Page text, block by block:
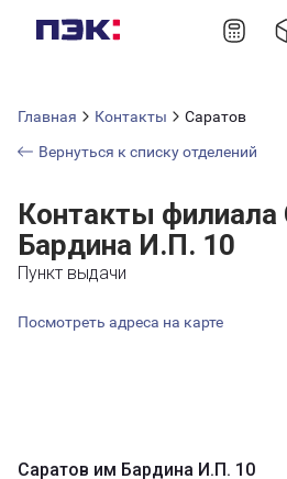
Главная Контакты
Саратов
Вернуться к списку отделений
Контакты филиала
Бардина И.П. 10
Пункт выдачи
Посмотреть адреса на карте
Саратов им Бардина И.П. 10